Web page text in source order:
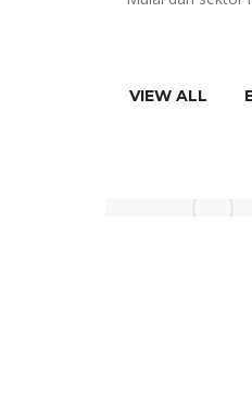
VIEW ALL